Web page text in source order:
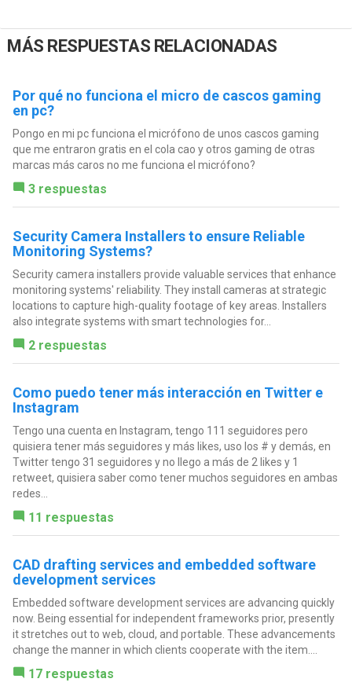
MÁS RESPUESTAS RELACIONADAS
Por qué no funciona el micro de cascos gaming
en pc?
Pongo en mi pc funciona el micrófono de unos cascos gaming
que me entraron gratis en el cola cao y otros gaming de otras
marcas más caros no me funciona el micrófono?
3 respuestas
Security Camera Installers to ensure Reliable
Monitoring Systems?
Security camera installers provide valuable services that enhance
monitoring systems' reliability. They install cameras at strategic
locations to capture high-quality footage of key areas. Installers
also integrate systems with smart technologies for...
2 respuestas
Como puedo tener más interacción en Twitter e
Instagram
Tengo una cuenta en Instagram, tengo 111 seguidores pero
quisiera tener más seguidores y más likes, uso los # y demás, en
Twitter tengo 31 seguidores y no llego a más de 2 likes y 1
retweet, quisiera saber como tener muchos seguidores en ambas
redes...
11 respuestas
CAD drafting services and embedded software
development services
Embedded software development services are advancing quickly
now. Being essential for independent frameworks prior, presently
it stretches out to web, cloud, and portable. These advancements
change the manner in which clients cooperate with the item....
17 respuestas